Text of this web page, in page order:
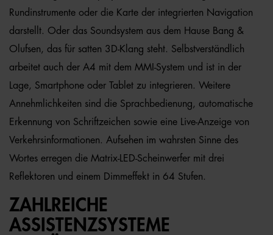
Rundinstrumente oder die Karte der integrierten Navigation
darstellt. Oder das Soundsystem aus dem Hause Bang &
Olufsen, das für satten 3D-Klang steht. Selbstverständlich
arbeitet auch der A4 mit dem MMI-System und ist in der
Lage, Smartphone oder Tablet zu integrieren. Weitere
Annehmlichkeiten sind die Sprachbedienung, automatische
Erkennung von Schriftzeichen sowie eine Live-Anzeige von
Verkehrsinformationen. Aufsehen im wahrsten Sinne des
Wortes erregen die Matrix-LED-Scheinwerfer mit drei
Reflektoren und einem Dimmeffekt in 64 Stufen.
ZAHLREICHE
ASSISTENZSYSTEME